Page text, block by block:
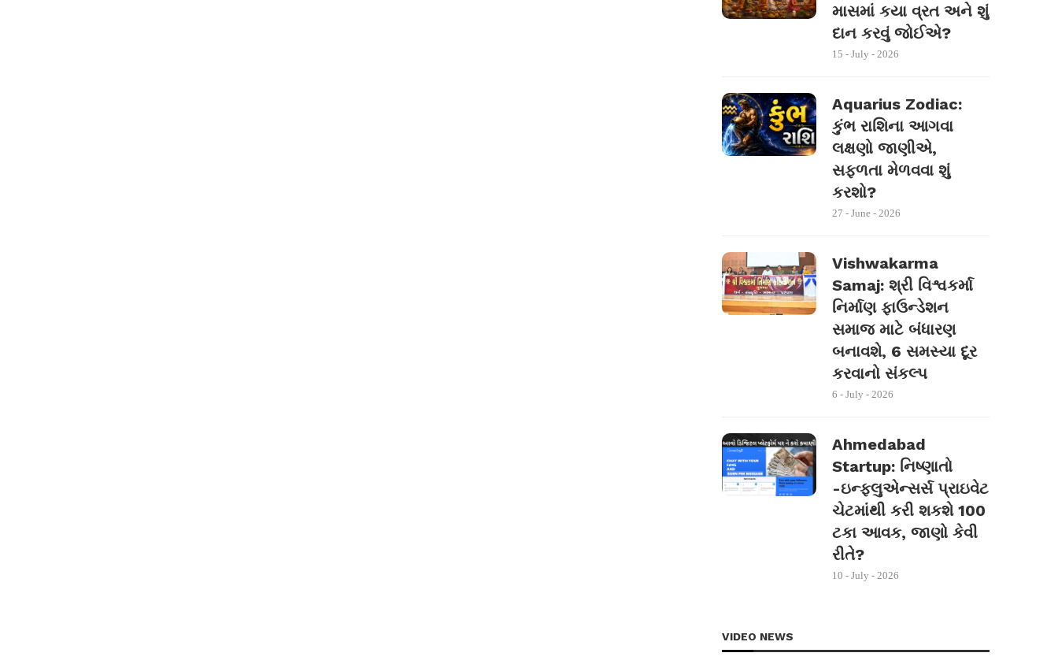
માસમાં કયા વ્રત અને શું
દાન કરવું જોઈએ?
15 - July - 2026
Aquarius Zodiac:
કુંભ રાશિના આગવા
લક્ષણો જાણીએ,
સફળતા મેળવવા શું
કરશો?
27 - June - 2026
Vishwakarma
Samaj: શ્રી વિશ્વકર્મા
નિર્માણ ફાઉન્ડેશન
સમાજ માટે બંધારણ
બનાવશે, 6 સમસ્યા દૂર
કરવાનો સંકલ્પ
6 - July - 2026
Ahmedabad
Startup: નિષ્ણાતો
-ઇન્ફ્લુએન્સર્સ પ્રાઇવેટ
ચેટમાંથી કરી શકશે 100
ટકા આવક, જાણો કેવી
રીતે?
10 - July - 2026
VIDEO NEWS